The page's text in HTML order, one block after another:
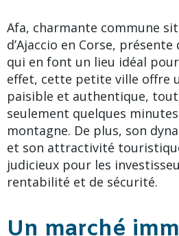
Afa, charmante commune
d’Ajaccio en Corse,
qui en font un lieu idéal
effet, cette petite ville offre
paisible et authentique,
seulement quelques
montagne. De plus, son
et son attractivité
judicieux pour les
rentabilité et de sécurité.
Un marché